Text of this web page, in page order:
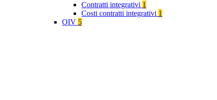
Contratti integrativi 1
Costi contratti integrativi 1
OIV 5